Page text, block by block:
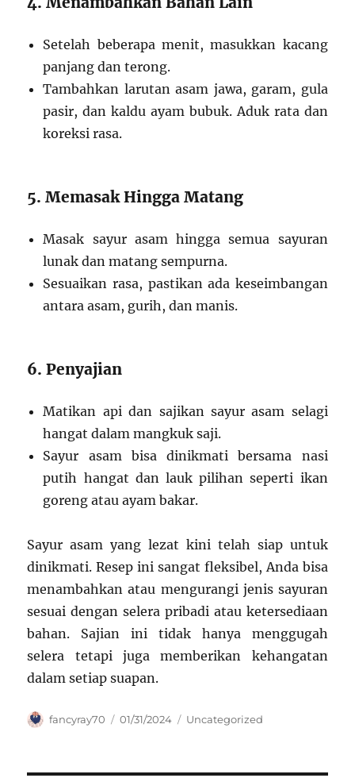
Setelah beberapa menit, masukkan kacang
panjang dan terong.
Tambahkan larutan asam jawa, garam, gula
pasir, dan kaldu ayam bubuk. Aduk rata dan
koreksi rasa.
5. Memasak Hingga Matang
Masak sayur asam hingga semua sayuran
lunak dan matang sempurna.
Sesuaikan rasa, pastikan ada keseimbangan
antara asam, gurih, dan manis.
6. Penyajian
Matikan api dan sajikan sayur asam selagi
hangat dalam mangkuk saji.
Sayur asam bisa dinikmati bersama nasi
putih hangat dan lauk pilihan seperti ikan
goreng atau ayam bakar.
Sayur asam yang lezat kini telah siap untuk
dinikmati. Resep ini sangat fleksibel, Anda bisa
menambahkan atau mengurangi jenis sayuran
sesuai dengan selera pribadi atau ketersediaan
bahan. Sajian ini tidak hanya menggugah
selera tetapi juga memberikan kehangatan
dalam setiap suapan.
Author
fancyray70
Posted
01/31/2024 Categories
Uncategorized